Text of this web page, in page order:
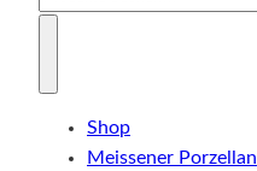
Shop
Meissener Porzellan